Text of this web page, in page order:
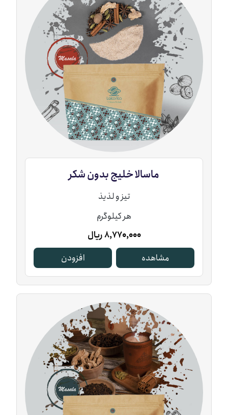
ماسالا خلیج بدون شکر
تیز و لذیذ
هر کیلوگرم
8,770,000ریال
مشاهده
افزودن